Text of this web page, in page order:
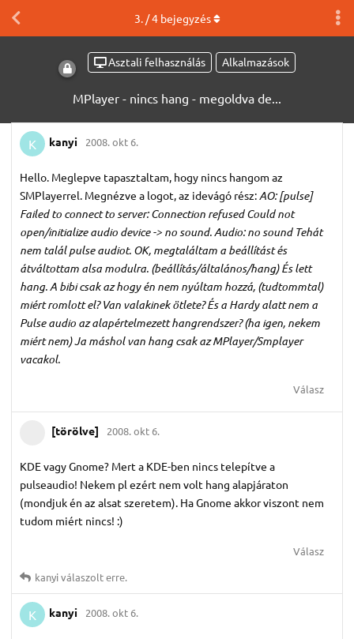
Asztali felhasználás Alkalmazások
MPlayer - nincs hang - megoldva de...
3. /4bejegyzés
K kanyi 2008. okt 6.
Hello. Meglepve tapasztaltam, hogy nincs hangom az
SMPlayerrel. Megnézve a logot, az idevágó rész: AO: [pulse]
Failed to connect to server: Connection refused Could not
open/initialize audio device -> no sound. Audio: no soundTehát
nem talál pulse audiot. OK, megtaláltam a beállítást és
átváltottam alsa modulra. (beállítás/általános/hang) És lett
hang. A bibi csak az hogy én nem nyúltam hozzá, (tudtommtal)
miért romlott el? Van valakinek ötlete? És a Hardy alatt nem a
Pulse audio az alapértelmezett hangrendszer? (ha igen, nekem
miért nem) Ja máshol van hang csak az MPlayer/Smplayer
vacakol.
Válasz
[törölve] 2008. okt 6.
KDE vagy Gnome? Mert a KDE-ben nincs telepítve a
pulseaudio! Nekem pl ezért nem volt hang alapjáraton
(mondjuk én az alsat szeretem). Ha Gnome akkor viszont nem
tudom miért nincs! :)
Válasz
kanyiválaszolt erre.
K kanyi 2008. okt 6.